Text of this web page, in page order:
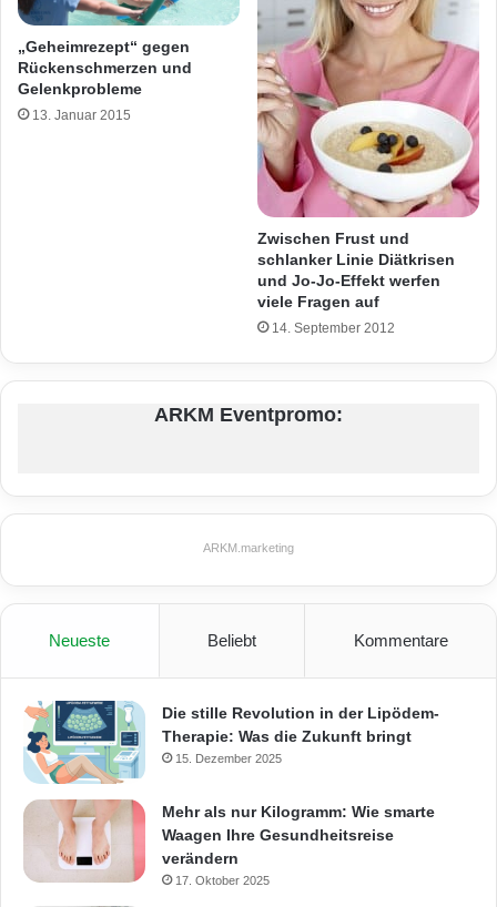
„Geheimrezept“ gegen
Rückenschmerzen und
Gelenkprobleme
13. Januar 2015
Zwischen Frust und
schlanker Linie Diätkrisen
und Jo-Jo-Effekt werfen
viele Fragen auf
14. September 2012
ARKM Eventpromo:
ARKM.marketing
Neueste Beliebt Kommentare
Die stille Revolution in der Lipödem-
Therapie: Was die Zukunft bringt
15. Dezember 2025
Mehr als nur Kilogramm: Wie smarte
Waagen Ihre Gesundheitsreise
verändern
17. Oktober 2025